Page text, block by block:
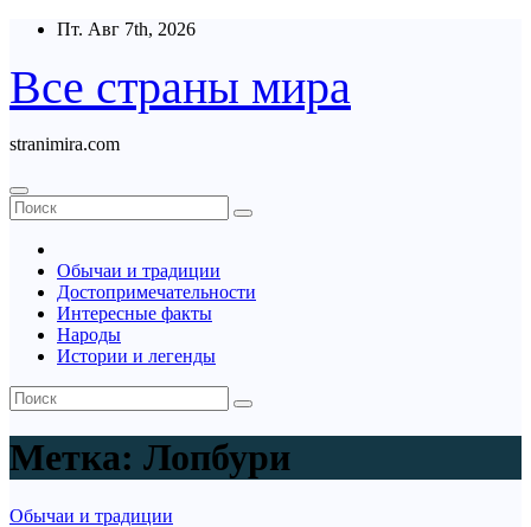
Перейти
содержимому
Пт. Авг 7th, 2026
Все страны мира
stranimira.com
Обычаи и традиции
Достопримечательности
Интересные факты
Народы
Истории и легенды
Метка: Лопбури
Обычаи и традиции